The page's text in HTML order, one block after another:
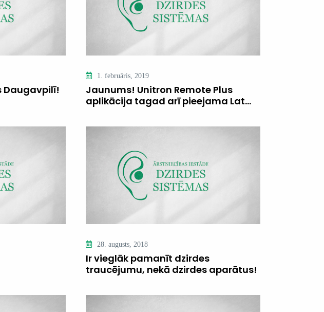
Daugavpilī!
1. februāris, 2019
Jaunums! Unitron Remote Plus
aplikācija tagad arī pieejama Lat...
28. augusts, 2018
Ir vieglāk pamanīt dzirdes
traucējumu, nekā dzirdes aparātus!